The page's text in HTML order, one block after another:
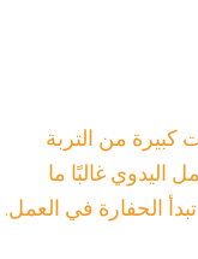
كبيرة من التربة
اليدوي غالبًا ما
الحفارة في العمل.